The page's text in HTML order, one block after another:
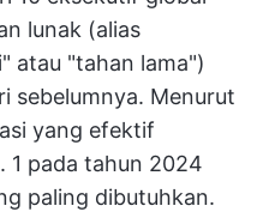
lunak (alias
atau "tahan lama")
sebelumnya. Menurut
yang efektif
1 pada tahun 2024
paling dibutuhkan.